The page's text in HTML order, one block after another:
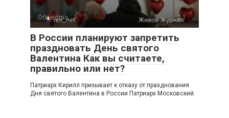
Общество 1
В России планируют запретить
праздновать День святого
Валентина Как вы считаете,
правильно или нет?
Патриарх Кирилл призывает к отказу от празднования
Дня святого Валентина в России Патриарх Московский